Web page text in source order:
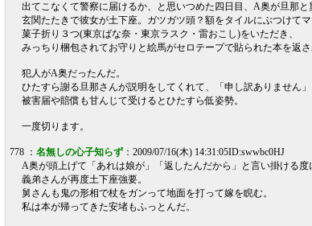
出てこなくて警察に届けるか、と思いつめた四日目、A奥が旦那と
玄関たたきで彼女が土下座。ガツガツ頭？額をタイルにぶつけてマ
菓子折り３つ(東京ばな奈・東京ラスク・雷おこし)をいただき、
みっちり梱包されてお守りと絵馬がセロテープで貼られた本を返さ
犯人がA奥だったんだ。
ひたすら謝る旦那さんが説明をしてくれて、「申し訳ありません」
被害届や賠償も甘んじて受けるとひたすら低姿勢。
一度切ります。
778 ： 名無しの心子知らず ：2009/07/16(木) 14:31:05ID:swwbc0HJ
A奥が頭上げて「あれは娘が」「返したんだから」と言い掛ける度
義弟さんが再度土下座強要。
舅さんも鬼の形相で杖をガンって地面を打って嫁を睨む。
私は本が帰ってきた安堵もふっとんだ。